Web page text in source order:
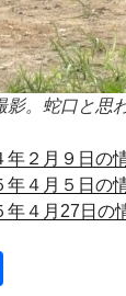
影。蛇口と思
年２月９日の
年４月５日の
年４月27日の